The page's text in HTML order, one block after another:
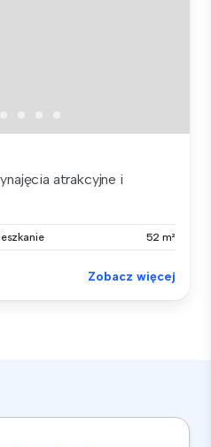
atrakcyjne i
52 m²
Zobacz więcej